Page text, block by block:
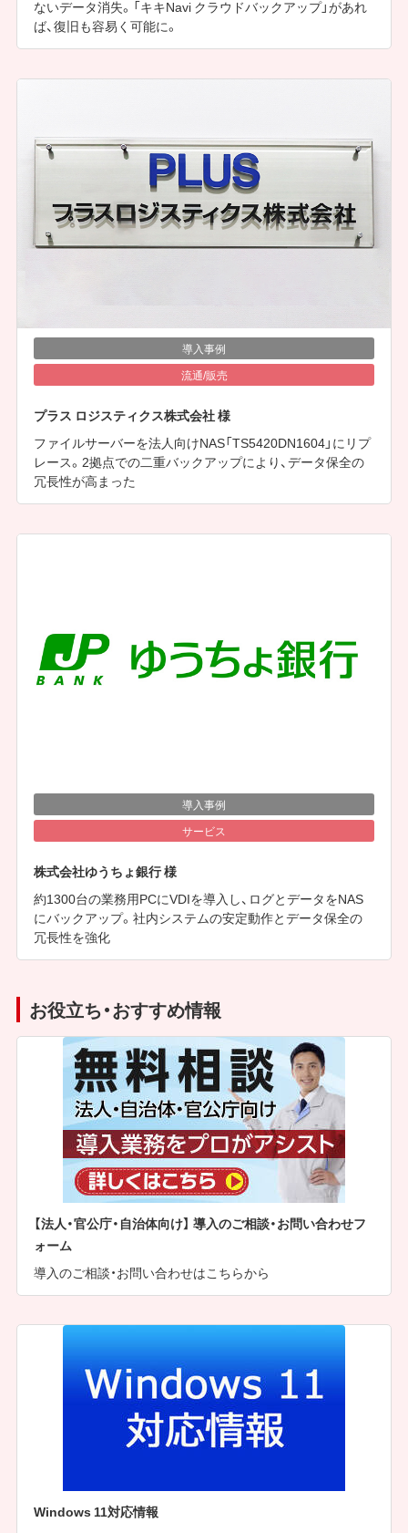
ないデータ消失。「キキNavi クラウドバックアップ」があれ
ば、復旧も容易く可能に。
導入事例
流通/販売
プラス ロジスティクス株式会社 様
ファイルサーバーを法人向けNAS「TS5420DN1604」にリプ
レース。2拠点での二重バックアップにより、データ保全の
冗長性が高まった
導入事例
サービス
株式会社ゆうちょ銀行 様
約1300台の業務用PCにVDIを導入し、ログとデータをNAS
にバックアップ。社内システムの安定動作とデータ保全の
冗長性を強化
お役立ち・おすすめ情報
【法人・官公庁・自治体向け】 導入のご相談・お問い合わせフ
ォーム
導入のご相談・お問い合わせはこちらから
Windows 11対応情報